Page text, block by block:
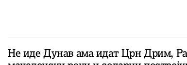
Не иде Дунав ама идат Црн Дрим,